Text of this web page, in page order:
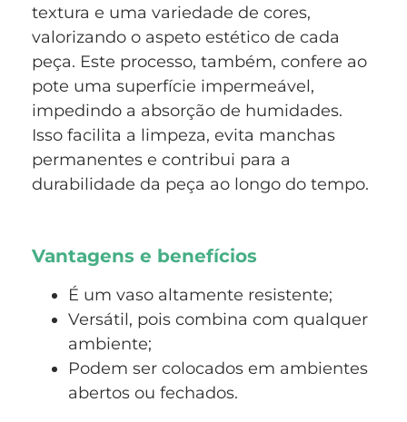
textura e uma variedade de cores,
valorizando o aspeto estético de cada
peça. Este processo, também, confere ao
pote uma superfície impermeável,
impedindo a absorção de humidades.
Isso facilita a limpeza, evita manchas
permanentes e contribui para a
durabilidade da peça ao longo do tempo.
Vantagens e benefícios
É um vaso altamente resistente;
Versátil, pois combina com qualquer
ambiente;
Podem ser colocados em ambientes
abertos ou fechados.